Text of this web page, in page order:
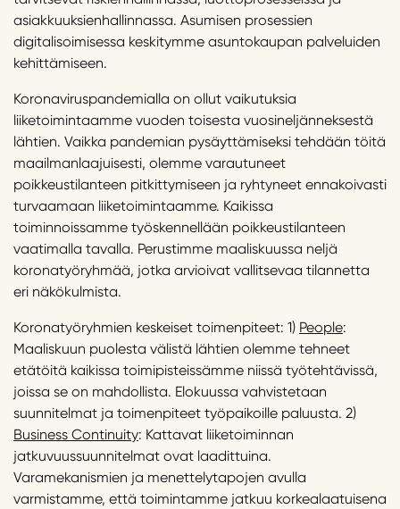
asiakkuuksienhallinnassa. Asumisen prosessien
digitalisoimisessa keskitymme asuntokaupan palveluiden
kehittämiseen.
Koronaviruspandemialla on ollut vaikutuksia
liiketoimintaamme vuoden toisesta vuosineljänneksestä
lähtien. Vaikka pandemian pysäyttämiseksi tehdään töitä
maailmanlaajuisesti, olemme varautuneet
poikkeustilanteen pitkittymiseen ja ryhtyneet ennakoivasti
turvaamaan liiketoimintaamme. Kaikissa
toiminnoissamme työskennellään poikkeustilanteen
vaatimalla tavalla. Perustimme maaliskuussa neljä
koronatyöryhmää, jotka arvioivat vallitsevaa tilannetta
eri näkökulmista.
Koronatyöryhmien keskeiset toimenpiteet: 1) People:
Maaliskuun puolesta välistä lähtien olemme tehneet
etätöitä kaikissa toimipisteissämme niissä työtehtävissä,
joissa se on mahdollista. Elokuussa vahvistetaan
suunnitelmat ja toimenpiteet työpaikoille paluusta. 2)
Business Continuity: Kattavat liiketoiminnan
jatkuvuussuunnitelmat ovat laadittuina.
Varamekanismien ja menettelytapojen avulla
varmistamme, että toimintamme jatkuu korkealaatuisena